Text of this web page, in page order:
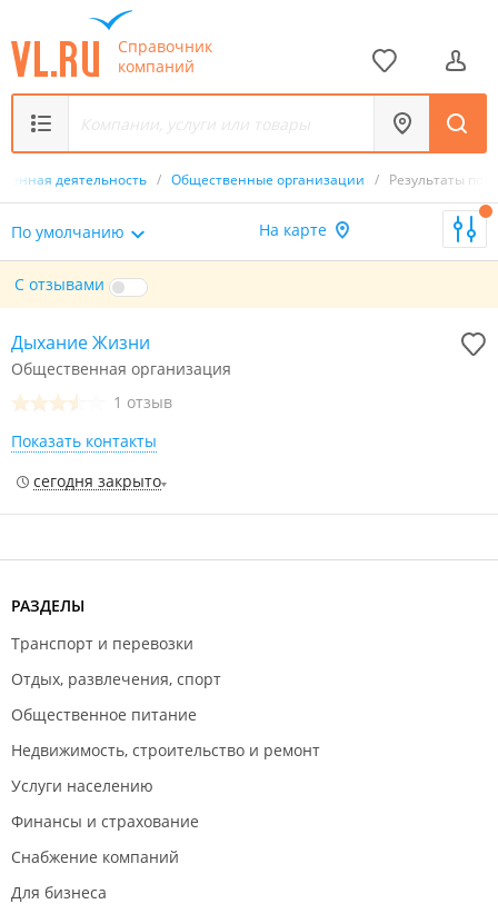
Справочник
компаний
деятельность / Общественные организации / Результаты
По умолчанию На карте
С отзывами
Дыхание Жизни
Общественная организация
1 отзыв
Показать контакты
сегодня закрыто
РАЗДЕЛЫ
Транспорт и перевозки
Отдых, развлечения, спорт
Общественное питание
Недвижимость, строительство и ремонт
Услуги населению
Финансы и страхование
Снабжение компаний
Для бизнеса